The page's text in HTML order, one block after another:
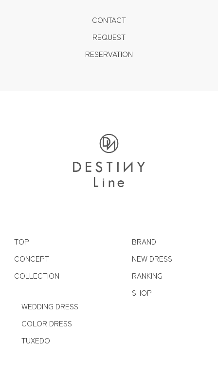
CONTACT
REQUEST
RESERVATION
TOP
CONCEPT
COLLECTION
WEDDING DRESS
COLOR DRESS
TUXEDO
BRAND
NEW DRESS
RANKING
SHOP